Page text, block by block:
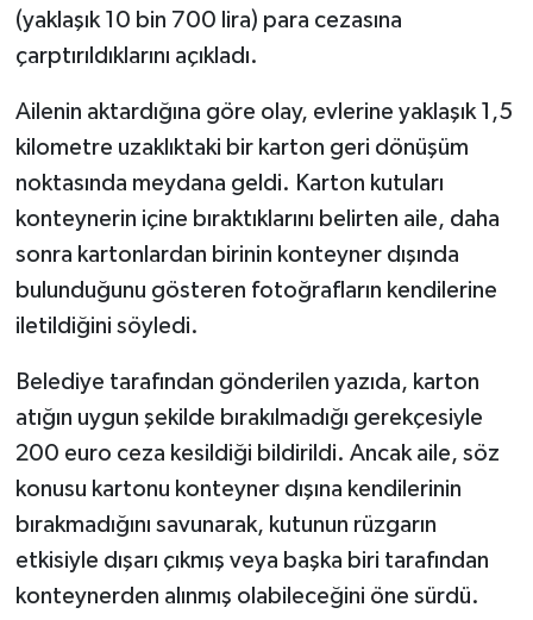
(yaklaşık 10 bin 700 lira) para cezasına
çarptırıldıklarını açıkladı.
Ailenin aktardığına göre olay, evlerine yaklaşık 1,5
kilometre uzaklıktaki bir karton geri dönüşüm
noktasında meydana geldi. Karton kutuları
konteynerin içine bıraktıklarını belirten aile, daha
sonra kartonlardan birinin konteyner dışında
bulunduğunu gösteren fotoğrafların kendilerine
iletildiğini söyledi.
Belediye tarafından gönderilen yazıda, karton
atığın uygun şekilde bırakılmadığı gerekçesiyle
200 euro ceza kesildiği bildirildi. Ancak aile, söz
konusu kartonu konteyner dışına kendilerinin
bırakmadığını savunarak, kutunun rüzgarın
etkisiyle dışarı çıkmış veya başka biri tarafından
konteynerden alınmış olabileceğini öne sürdü.